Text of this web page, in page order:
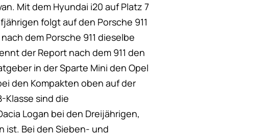
Mit dem Hyundai i20 auf Platz 7
folgt auf den Porsche 911
dem Porsche 911 dieselbe
der Report nach dem 911 den
in der Sparte Mini den Opel
den Kompakten oben auf der
Klasse sind die
Logan bei den Dreijährigen,
ist. Bei den Sieben- und